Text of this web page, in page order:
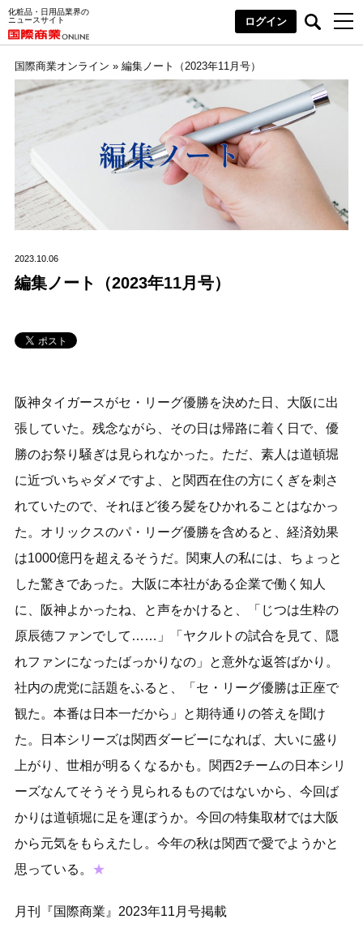
化粧品・日用品業界の
ニュースサイト
ログイン
国際商業オンライン » 編集ノート（2023年11月号）
2023.10.06
編集ノート（2023年11月号）
阪神タイガースがセ・リーグ優勝を決めた日、大阪に出
張していた。残念ながら、その日は帰路に着く日で、優
勝のお祭り騒ぎは見られなかった。ただ、素人は道頓堀
に近づいちゃダメですよ、と関西在住の方にくぎを刺さ
れていたので、それほど後ろ髪をひかれることはなかっ
た。オリックスのパ・リーグ優勝を含めると、経済効果
は1000億円を超えるそうだ。関東人の私には、ちょっと
した驚きであった。大阪に本社がある企業で働く知人
に、阪神よかったね、と声をかけると、「じつは生粋の
原辰徳ファンでして……」「ヤクルトの試合を見て、隠
れファンになったばっかりなの」と意外な返答ばかり。
社内の虎党に話題をふると、「セ・リーグ優勝は正座で
観た。本番は日本一だから」と期待通りの答えを聞け
た。日本シリーズは関西ダービーになれば、大いに盛り
上がり、世相が明るくなるかも。関西2チームの日本シリ
ーズなんてそうそう見られるものではないから、今回ば
かりは道頓堀に足を運ぼうか。今回の特集取材では大阪
から元気をもらえたし。今年の秋は関西で愛でようかと
思っている。 ★
月刊『国際商業』2023年11月号掲載